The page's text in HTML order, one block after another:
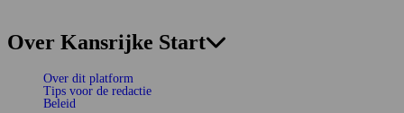
Over Kansrijke Start
Over dit platform
Tips voor de redactie
Beleid